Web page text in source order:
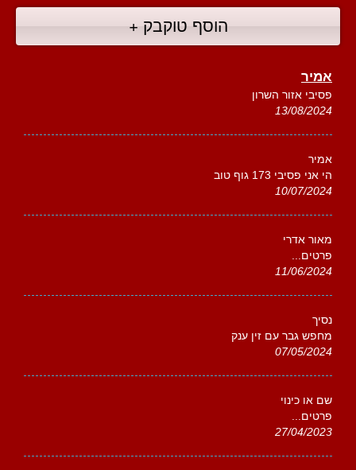
הוסף טוקבק +
אמיר
פסיבי אזור השרון
13/08/2024
אמיר
הי אני פסיבי 173 גוף טוב
10/07/2024
מאור אדרי
פרטים...
11/06/2024
נסיך
מחפש גבר עם זין ענק
07/05/2024
שם או כינוי
פרטים...
27/04/2023